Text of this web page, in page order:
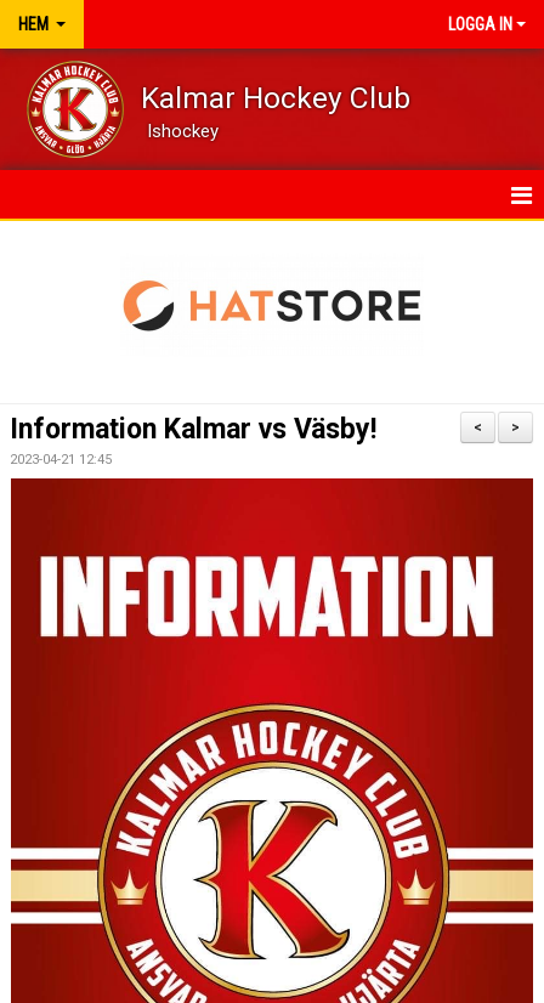
HEM LOGGA IN
Kalmar Hockey Club
Ishockey
DOKUMENT
>
<
Information Kalmar vs Väsby!
2023-04-21 12:45